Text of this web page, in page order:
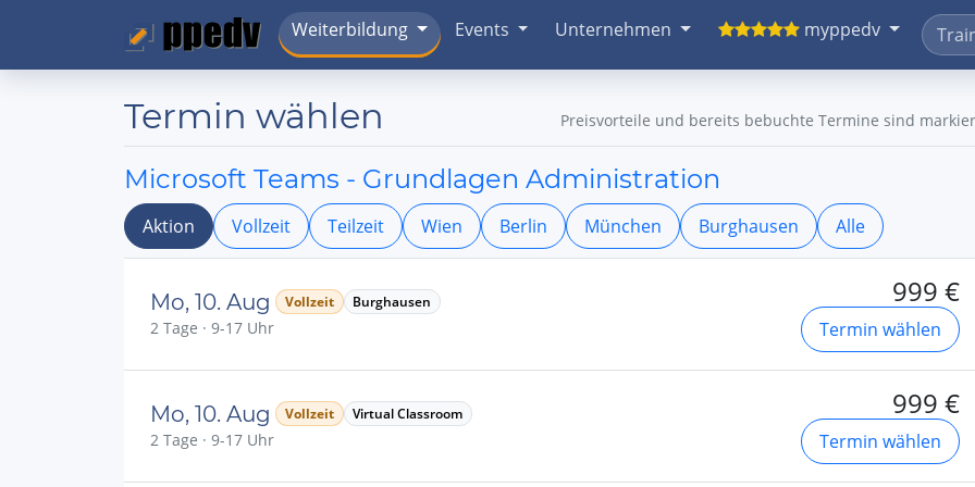
Weiterbildung Events Unternehmen myppedv
Termin wählen Preisvorteile und bereits bebuchte Termine sind
Microsoft Teams - Grundlagen Administration
Aktion Vollzeit Teilzeit Wien Berlin München Burghausen Alle
Mo, 10. Aug Vollzeit Burghausen
2 Tage · 9-17 Uhr
999 €
Termin wählen
Mo, 10. Aug Vollzeit Virtual Classroom
2 Tage · 9-17 Uhr
999 €
Termin wählen